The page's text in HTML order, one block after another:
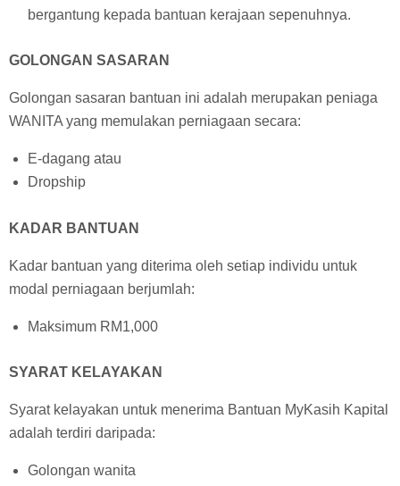
bergantung kepada bantuan kerajaan sepenuhnya.
GOLONGAN SASARAN
Golongan sasaran bantuan ini adalah merupakan peniaga
WANITA yang memulakan perniagaan secara:
E-dagang atau
Dropship
KADAR BANTUAN
Kadar bantuan yang diterima oleh setiap individu untuk
modal perniagaan berjumlah:
Maksimum RM1,000
SYARAT KELAYAKAN
Syarat kelayakan untuk menerima Bantuan MyKasih Kapital
adalah terdiri daripada:
Golongan wanita